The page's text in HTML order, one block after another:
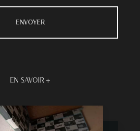
EN SAVOIR +